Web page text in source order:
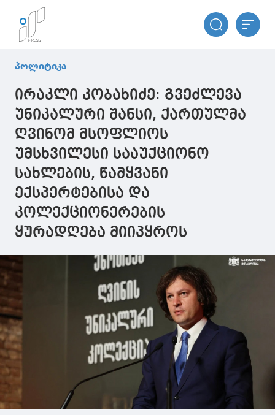
პოლიტიკა
ირაკლი კობახიძე: გვეძლევა
უნიკალური შანსი, ქართულმა
ღვინომ მსოფლიოს
უმსხვილესი სააუქციონო
სახლების, წამყვანი
ექსპერტებისა და
კოლექციონერების
ყურადღება მიიპყროს